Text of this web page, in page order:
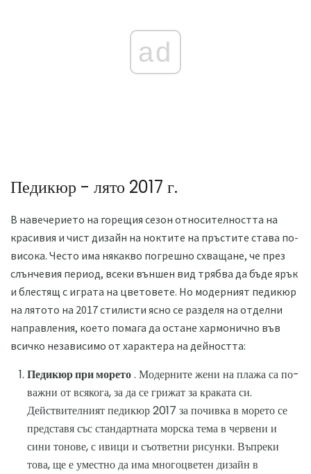
ad
Педикюр - лято 2017 г.
В навечерието на горещия сезон относителността на
красивия и чист дизайн на ноктите на пръстите става по-
висока. Често има някакво погрешно схващане, че през
слънчевия период, всеки външен вид трябва да бъде ярък
и блестящ с играта на цветовете. Но модерният педикюр
на лятото на 2017 стилисти ясно се разделя на отделни
направления, което помага да остане хармонично във
всичко независимо от характера на дейността:
Педикюр при морето. Модерните жени на плажа са по-
важни от всякога, за да се грижат за краката си.
Действителният педикюр 2017 за почивка в морето се
представя със стандартната морска тема в червени и
сини тонове, с ивици и съответни рисунки. Въпреки
това, ще е уместно да има многоцветен дизайн в